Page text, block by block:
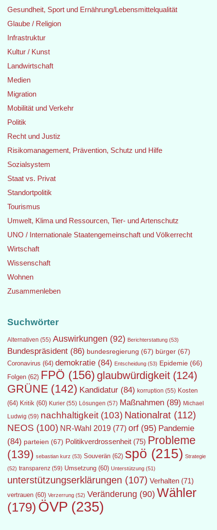
Gesundheit, Sport und Ernährung/Lebensmittelqualität
Glaube / Religion
Infrastruktur
Kultur / Kunst
Landwirtschaft
Medien
Migration
Mobilität und Verkehr
Politik
Recht und Justiz
Risikomanagement, Prävention, Schutz und Hilfe
Sozialsystem
Staat vs. Privat
Standortpolitik
Tourismus
Umwelt, Klima und Ressourcen, Tier- und Artenschutz
UNO / Internationale Staatengemeinschaft und Völkerrecht
Wirtschaft
Wissenschaft
Wohnen
Zusammenleben
Suchwörter
Alternativen (55) Auswirkungen (92) Berichterstattung (53)
Bundespräsident (86) bundesregierung (67) bürger (67)
Coronavirus (64) demokratie (84) Entscheidung (53) Epidemie (66)
Folgen (62) FPÖ (156) glaubwürdigkeit (124)
GRÜNE (142) Kandidatur (84) korruption (55) Kosten
(64) Kritik (60) Kurier (55) Lösungen (57) Maßnahmen (89) Michael
Ludwig (59) nachhaltigkeit (103) Nationalrat (112)
NEOS (100) NR-Wahl 2019 (77) orf (95) Pandemie
(84) parteien (67) Politikverdrossenheit (75) Probleme
(139) sebastian kurz (53) Souverän (62) spö (215) Strategie
(52) transparenz (59) Umsetzung (60) Unterstützung (51)
unterstützungserklärungen (107) Verhalten (71)
vertrauen (60) Verzerrung (52) Veränderung (90) Wähler
(179) ÖVP (235)